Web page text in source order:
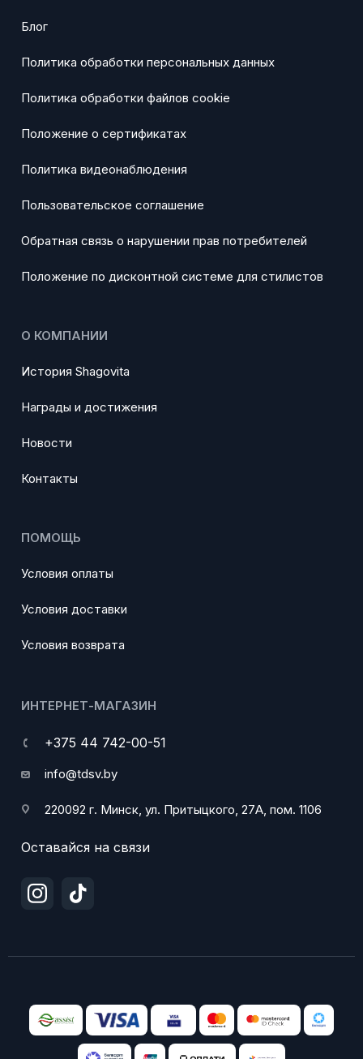
Блог
Политика обработки персональных данных
Политика обработки файлов cookie
Положение о сертификатах
Политика видеонаблюдения
Пользовательское соглашение
Обратная связь о нарушении прав потребителей
Положение по дисконтной системе для стилистов
О КОМПАНИИ
История Shagovita
Награды и достижения
Новости
Контакты
ПОМОЩЬ
Условия оплаты
Условия доставки
Условия возврата
ИНТЕРНЕТ-МАГАЗИН
+375 44 742-00-51
info@tdsv.by
220092 г. Минск, ул. Притыцкого, 27А, пом. 1106
Оставайся на связи